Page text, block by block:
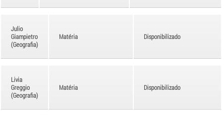
Julio
Giampietro
(Geografia)
Matéria Disponibilizado
Livia
Greggio
(Geografia)
Matéria Disponibilizado